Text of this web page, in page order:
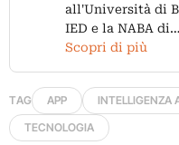
all'Università di
IED e la NABA di…
Scopri di più
TAG APP INTELLIGENZA
TECNOLOGIA